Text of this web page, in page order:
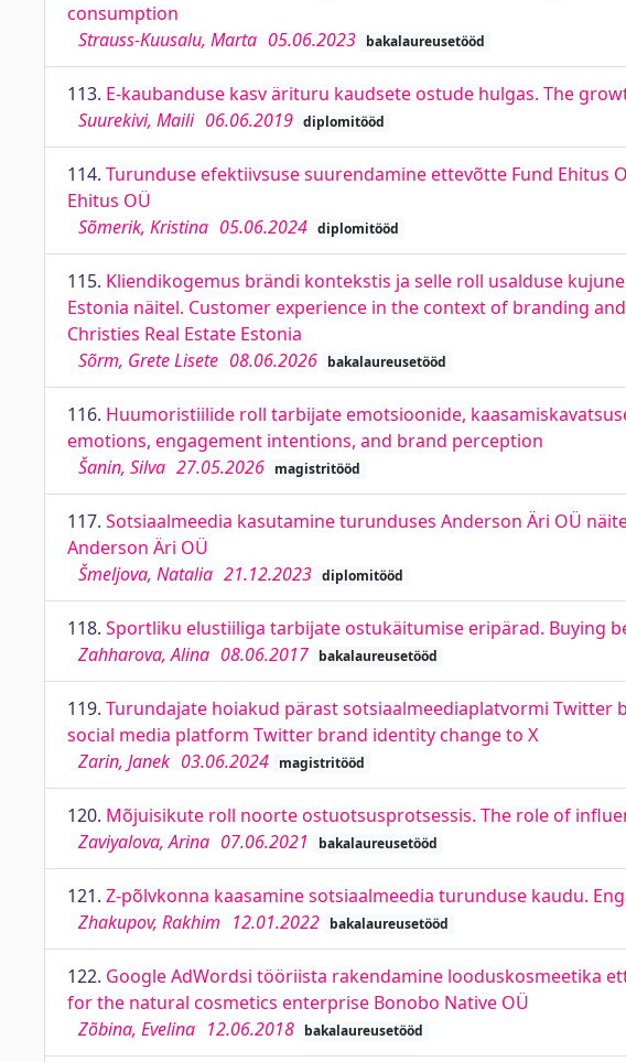
consumption
Strauss-Kuusalu, Marta 05.06.2023 bakalaureusetööd
113. E-kaubanduse kasv ärituru kaudsete ostude hulgas. The
Suurekivi, Maili 06.06.2019 diplomitööd
114. Turunduse efektiivsuse suurendamine ettevõtte Fund Ehitus
Ehitus OÜ
Sõmerik, Kristina 05.06.2024 diplomitööd
115. Kliendikogemus brändi kontekstis ja selle roll usalduse
Estonia näitel. Customer experience in the context of branding
Christies Real Estate Estonia
Sõrm, Grete Lisete 08.06.2026 bakalaureusetööd
116. Huumoristiilide roll tarbijate emotsioonide,
emotions, engagement intentions, and brand perception
Šanin, Silva 27.05.2026 magistritööd
117. Sotsiaalmeedia kasutamine turunduses Anderson Äri OÜ
Anderson Äri OÜ
Šmeljova, Natalia 21.12.2023 diplomitööd
118. Sportliku elustiiliga tarbijate ostukäitumise eripärad. Buying
Zahharova, Alina 08.06.2017 bakalaureusetööd
119. Turundajate hoiakud pärast sotsiaalmeediaplatvormi
social media platform Twitter brand identity change to X
Zarin, Janek 03.06.2024 magistritööd
120. Mõjuisikute roll noorte ostuotsusprotsessis. The role of
Zaviyalova, Arina 07.06.2021 bakalaureusetööd
121. Z-põlvkonna kaasamine sotsiaalmeedia turunduse kaudu.
Zhakupov, Rakhim 12.01.2022 bakalaureusetööd
122. Google AdWordsi tööriista rakendamine looduskosmeetika
for the natural cosmetics enterprise Bonobo Native OÜ
Zõbina, Evelina 12.06.2018 bakalaureusetööd